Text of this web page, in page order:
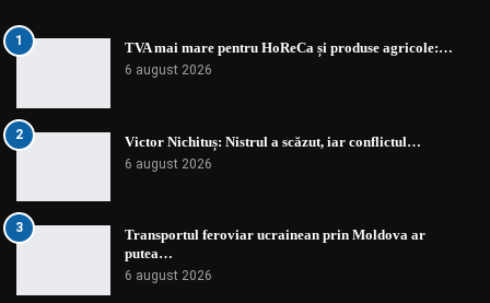
1 TVA mai mare pentru HoReCa și produse agricole:…
6 august 2026
2 Victor Nichituș: Nistrul a scăzut, iar conflictul…
6 august 2026
3
Transportul feroviar ucrainean prin Moldova ar
putea…
6 august 2026